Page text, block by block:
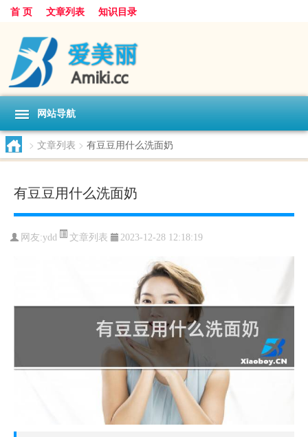
首 页 文章列表 知识目录
网站导航
> 文章列表 > 有豆豆用什么洗面奶
有豆豆用什么洗面奶
网友:ydd 文章列表 2023-12-28 12:18:19